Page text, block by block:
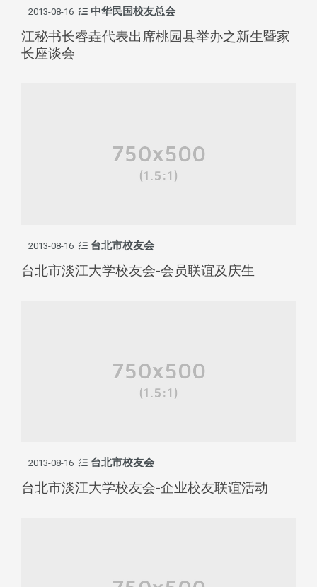
2013-08-16 中华民国校友总会
江秘书长睿垚代表出席桃园县举办之新生暨家
长座谈会
2013-08-16 台北市校友会
台北市淡江大学校友会-会员联谊及庆生
2013-08-16 台北市校友会
台北市淡江大学校友会-企业校友联谊活动